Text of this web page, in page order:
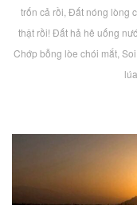
trốn cả rồi, Đất nóng lòng
thật rồi! Đất hả hê uống
Chớp bỗng lòe chói mắt,